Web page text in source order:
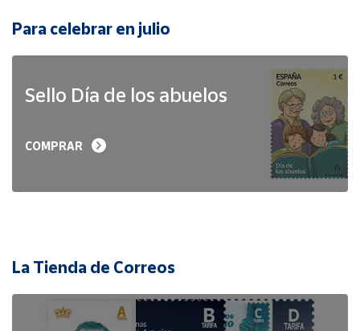
Para celebrar en julio
Sello Día de los abuelos
COMPRAR
La Tienda de Correos